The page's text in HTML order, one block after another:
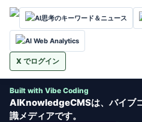
AI思考のキーワード＆ニュース
AI Web Analytics
X でログイン
Built with Vibe Coding
AIKnowledgeCMSは、バイブ
識メディアです。